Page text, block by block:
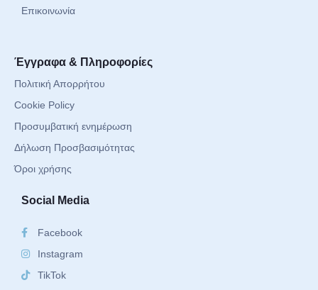
Επικοινωνία
Έγγραφα & Πληροφορίες
Πολιτική Απορρήτου
Cookie Policy
Προσυμβατική ενημέρωση
Δήλωση Προσβασιμότητας
Όροι χρήσης
Social Media
Facebook
Instagram
TikTok